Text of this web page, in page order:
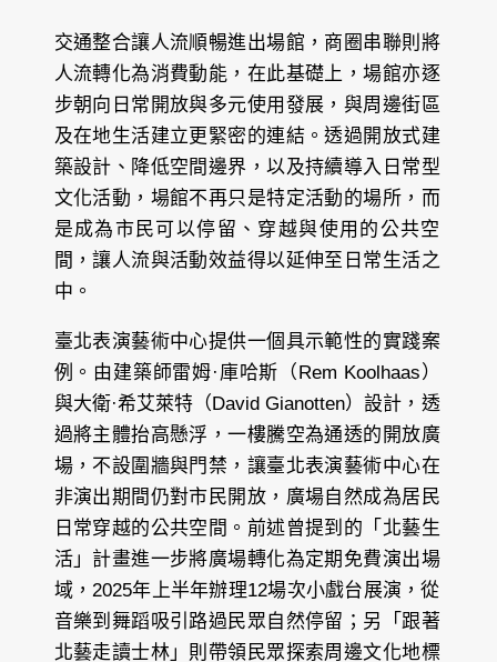
交通整合讓人流順暢進出場館，商圈串聯則將
人流轉化為消費動能，在此基礎上，場館亦逐
步朝向日常開放與多元使用發展，與周邊街區
及在地生活建立更緊密的連結。透過開放式建
築設計、降低空間邊界，以及持續導入日常型
文化活動，場館不再只是特定活動的場所，而
是成為市民可以停留、穿越與使用的公共空
間，讓人流與活動效益得以延伸至日常生活之
中。
臺北表演藝術中心提供一個具示範性的實踐案
例。由建築師雷姆·庫哈斯（Rem Koolhaas）
與大衛·希艾萊特（David Gianotten）設計，透
過將主體抬高懸浮，一樓騰空為通透的開放廣
場，不設圍牆與門禁，讓臺北表演藝術中心在
非演出期間仍對市民開放，廣場自然成為居民
日常穿越的公共空間。前述曾提到的「北藝生
活」計畫進一步將廣場轉化為定期免費演出場
域，2025年上半年辦理12場次小戲台展演，從
音樂到舞蹈吸引路過民眾自然停留；另「跟著
北藝走讀士林」則帶領民眾探索周邊文化地標